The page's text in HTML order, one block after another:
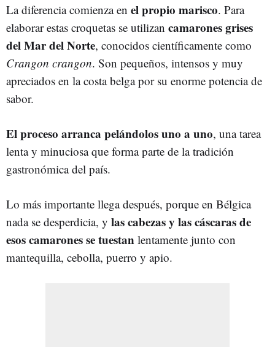
La diferencia comienza en el propio marisco. Para
elaborar estas croquetas se utilizan camarones grises
del Mar del Norte, conocidos científicamente como
Crangon crangon. Son pequeños, intensos y muy
apreciados en la costa belga por su enorme potencia de
sabor.
El proceso arranca pelándolos uno a uno, una tarea
lenta y minuciosa que forma parte de la tradición
gastronómica del país.
Lo más importante llega después, porque en Bélgica
nada se desperdicia, y las cabezas y las cáscaras de
esos camarones se tuestan lentamente junto con
mantequilla, cebolla, puerro y apio.